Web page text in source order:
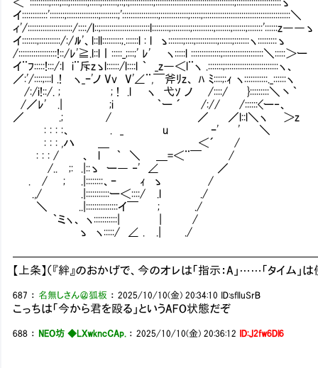
イ::::::::::::':::::::;:::::::::::::::;::::::::;':::::::::::::::::;:::::::::::::;:::::;:::::::::::::::::::::::::::::::::::::::::＼
ィ'/:::::::::::::::::::::/::::/l::;:::::::::::::::::::::::l::::::::;:::::::::;::::::::::;:::::::;::::::;:::::::'::::::z――ゝ
イ:::::::;::::::::::/:/ﾙ'、l::ll:::::::::;.::::::l : l ゝ:::::::;::::;::::::::::;::::::;:::::::ヽ:::::::::ゝ
/::::::::::::::::::!::/ﾚ'≧.l::l丨:::::_;:::;' ﾚ' ヽ:::::l ::::::::::::::;:::::::::::::::::::＼:::::＞ー
イ¨ﾌ:::::!:::/:l i¨斥zゝl::::::/l::::l ｀ _z―＜l¨ヽ .:::::::;:::::::::::::::::::::::::ヽ、
／:'/::::;:::l .! ヽ_ｰ'ノ Vv V'∠¨,￣斧ﾘz、 ﾊ ﾐ::::;:ｨ ヽ:::::::::::._::::::ヽ
/:/i!::/. ; ; ! .l ヽ 弋ｿ ノ /::::/ }:::::::::＼丶｀
/／ﾚ' .| ;i ｀ー ´ /:// /::::::<ー‐、
／ .; / ／ ／l::l＼ヽ ＞z
: : : :、 . _ u ｰ' ' ＼
: : : ,ハ ＿ ＜´ /
: : : / 、 l ｀ ＼ ＿=＜¨￣ /
/.. ;: .|::ゝ ー― ‐' ∠ ／
. / ; .|::::::::、ｰ ｨ ゝ /
.,/ .|:::::::::::ー＜::::/ .l ./
＼ ..|:::::::::::::::イ￣ ; ./
｀ミヽ、 ヽ:::::::::::| | /
ゝ ヽ:::::/ ∠ . .| ./
【上条】（『絆』のおかげで、今のオレは「指示：A」……「タイム
687 ： 名無しさん＠狐板 ：2025/10/10(金) 20:34:10 ID:sflIuSrB
こっちは「今から君を殴る」というAFO状態だぞ
688 ： NEO坊 ◆LXwkncCAp. ：2025/10/10(金) 20:36:12 ID:J2fw6Dl6